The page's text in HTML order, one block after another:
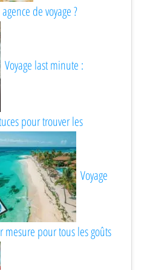
de voyage ?
Voyage last minute :
pour trouver les
Voyage
mesure pour tous les goûts